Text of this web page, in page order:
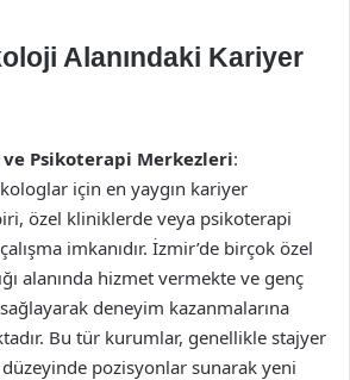
Alanındaki Kariyer
Psikoterapi Merkezleri:
için en yaygın kariyer
özel kliniklerde veya psikoterapi
imkanıdır. İzmir’de birçok özel
alanında hizmet vermekte ve genç
deneyim kazanmalarına
Bu tür kurumlar, genellikle stajyer
düzeyinde pozisyonlar sunarak yeni